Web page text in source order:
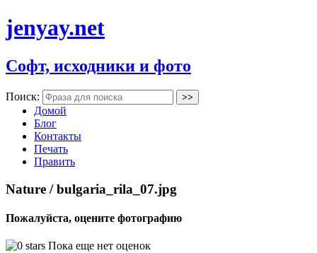
jenyay.net
Софт, исходники и фото
Поиск:
Домой
Блог
Контакты
Печать
Править
Nature / bulgaria_rila_07.jpg
Пожалуйста, оцените фотографию
Пока еще нет оценок